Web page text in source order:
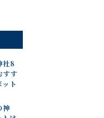
社8
すす
ト
神